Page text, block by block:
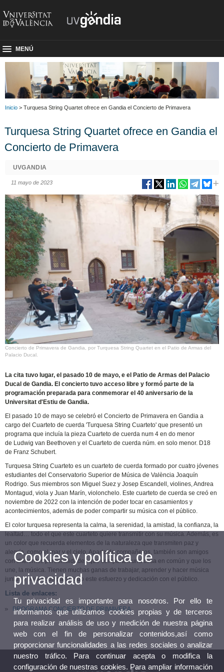
MENÚ
Inicio > Turquesa String Quartet ofrece en Gandia el Concierto de Primavera
Turquesa String Quartet ofrece en Gandia el
Concierto de Primavera
UVGANDIA
11 mayo de 2023
Concierto de Primavera de Gandia, por Turquesa String Quartet en el Patio de Armas del
Palacio Ducal.
La cita tuvo lugar, el pasado 10 de mayo, e el Patio de Armas del Palacio
Ducal de Gandia. El concierto tuvo acceso libre y formó parte de la
programación preparada para conmemorar el 40 aniversario de la
Universitat d'Estiu de Gandia.
El pasado 10 de mayo se celebró el Concierto de Primavera en Gandia a
cargo del Cuarteto de cuerda 'Turquesa String Cuarteto' que presentó un
programa que incluía la pieza Cuarteto de cuerda num 4 en do menor
de Ludwig van Beethoven y el Cuarteto de cuerda núm. en solo menor. D18
de Franz Schubert.
Turquesa String Cuarteto es un cuarteto de cuerda formado por cuatro jóvenes
estudiantes del Conservatorio Superior de Música de València Joaquín
Rodrigo. Sus miembros son Miguel Suez y Josep Escandell, violines, Andrea
Montagud, viola y Juan Marín, violonchelo. Este cuarteto de cuerda se creó en
noviembre de 2022 con la intención de poder tocar en casamientos y
acontecimientos, además de poder compartir su música con el público.
El color turquesa representa la calma, la serenidad, la amistad, la confianza, la
lealtad… todo el que este cuarteto quiere transmitir con su música. Además, es
un color que recuerda elementos de la naturaleza que transmiten paz y
alegría, como el mar y el cielo. Aparte de compañeros, también son amigos
con diferentes personalidades que comparten una cosa en común y que los
une, la música. Tienen muchas ganas de trabajar, aprender y hacer música
juntos y poder compartir todo este esfuerzo y dedicación con el público.
Lista de enlaces:
PROGRAMA CONCIERTO DE PRIMAVERA
Cookies y política de
privacidad
Tu privacidad es importante para nosotros. Por ello te
informamos que utilizamos cookies propias y de terceros
para realizar análisis de uso y medición de nuestra página
web con el fin de personalizar contenidos,así como
proporcionar funcionalidades a las redes sociales o analizar
nuestro tráfico. Para continuar acepta o modifica la
configuración de nuestras cookies. Para ampliar información